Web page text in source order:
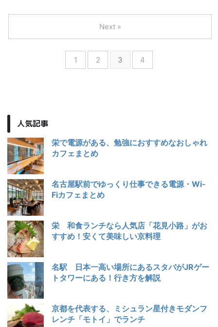
1 2 3 4
Next »
人気記事
栄で電源がある、勉強におすすめなおしゃれ
カフェまとめ
名古屋駅前でゆっくり仕事できる電源・Wi-
Fiカフェまとめ
栄 和食ランチなら人気店「花見小路」がお
すすめ！安くて美味しい京料理
名駅 日本一高い場所にあるスタバがJRゲー
トタワーにある！行き方を解説
京都を代表する、ミシュラン星付きモダンフ
レンチ「モトイ」でランチ